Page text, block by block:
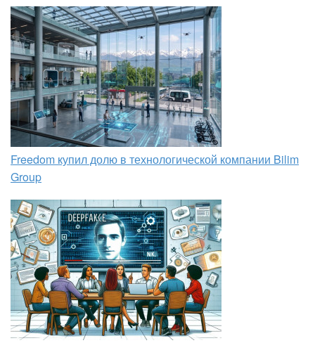
Freedom купил долю в технологической компании Bilim
Group